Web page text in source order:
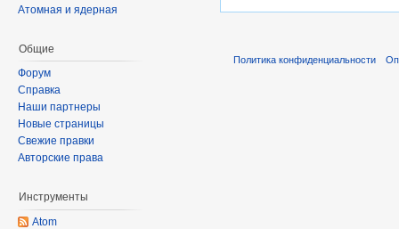
Атомная и ядерная
Общие
Форум
Справка
Наши партнеры
Новые страницы
Свежие правки
Авторские права
Инструменты
Atom
Политика конфиденциальности